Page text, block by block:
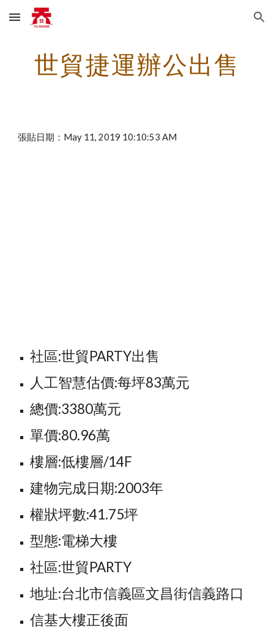
Skip to main content Skip to navigation
世貿捷運辦公出售
張貼日期：May 11, 2019 10:10:53 AM
社區:世貿PARTY出售
人工智慧估價:每坪83萬元
總價:3380萬元
單價:80.96萬
樓層:低樓層/14F
建物完成日期:2003年
權狀坪數:41.75坪
型態:電梯大樓
社區:世貿PARTY
地址:台北市信義區文昌街信義路口
信基大樓正後面